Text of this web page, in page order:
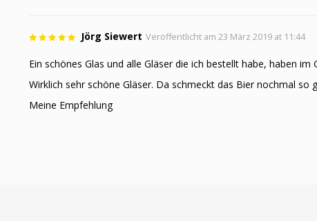
Jörg Siewert Veröffentlicht am 23 März 2019 at 11:44
Ein schönes Glas und alle Gläser die ich bestellt habe, haben im
Wirklich sehr schöne Gläser. Da schmeckt das Bier nochmal so
Meine Empfehlung